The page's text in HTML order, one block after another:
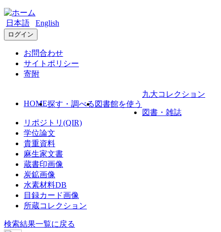
日本語 English
ログイン
お問合わせ
サイトポリシー
寄附
HOME探す・調べる 図書館を使う
九大コレクション
図書・雑誌
リポジトリ(QIR)
学位論文
貴重資料
麻生家文書
蔵書印画像
炭鉱画像
水素材料DB
目録カード画像
所蔵コレクション
検索結果一覧に戻る